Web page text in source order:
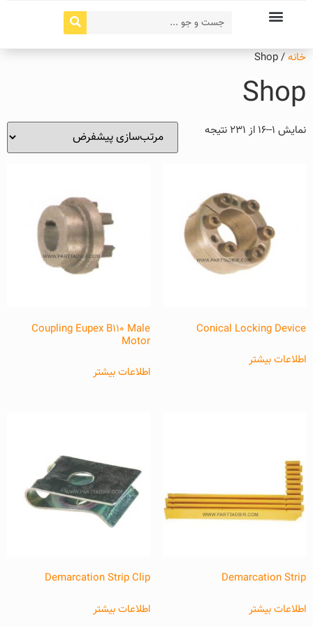
خانه/ Shop
Shop
نمایش 1–16 از 231 نتیجه
Conical Locking Device
اطلاعات بیشتر
Coupling Eupex B110 Male
Motor
اطلاعات بیشتر
Demarcation Strip
اطلاعات بیشتر
Demarcation Strip Clip
اطلاعات بیشتر